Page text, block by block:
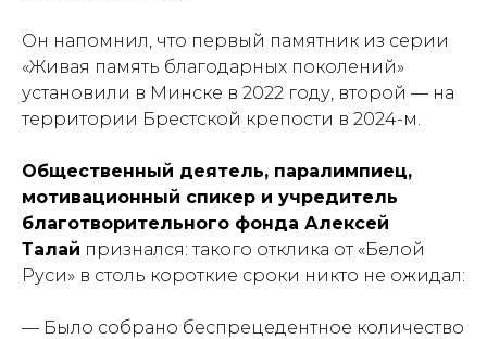
Он напомнил, что первый памятник из серии
«Живая память благодарных поколений»
установили в Минске в 2022 году, второй — на
территории Брестской крепости в 2024-м.
Общественный деятель, паралимпиец,
мотивационный спикер и учредитель
благотворительного фонда Алексей
Талай признался: такого отклика от «Белой
Руси» в столь короткие сроки никто не ожидал:
— Было собрано беспрецедентное количество